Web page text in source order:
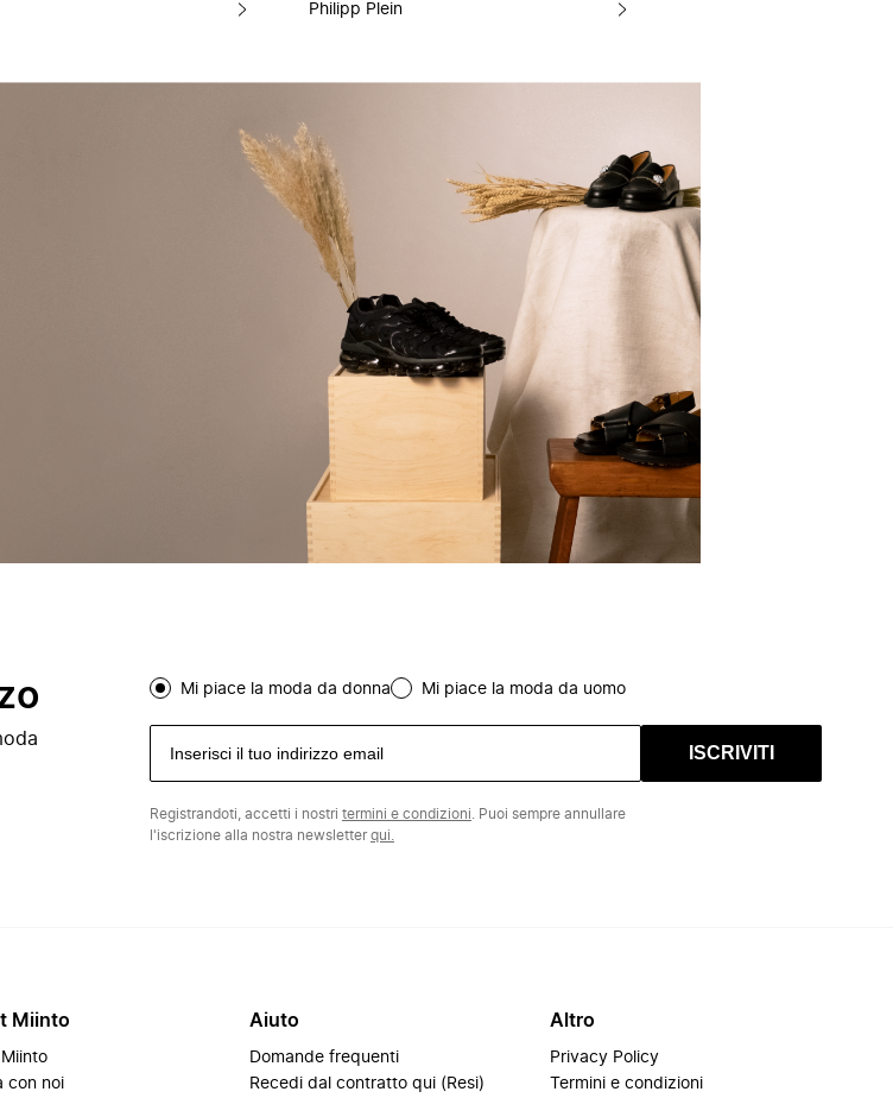
Philipp Plein
Mi piace la moda da donna Mi piace la moda da uomo
ISCRIVITI
Registrandoti, accetti i nostri termini e condizioni . Puoi sempre annullare
l'iscrizione alla nostra newsletterqui.
Miinto
con noi
Aiuto
Domande frequenti
Recedi dal contratto qui (Resi)
Altro
Privacy Policy
Termini e condizioni